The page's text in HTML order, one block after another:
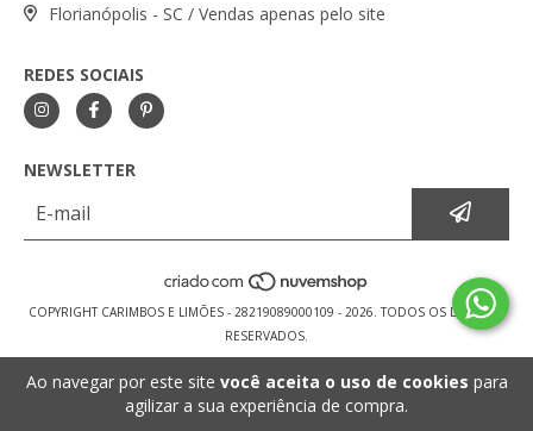
Ao navegar por este site você aceita o uso de cookies para
agilizar a sua experiência de compra.
Florianópolis - SC / Vendas apenas pelo site
REDES SOCIAIS
NEWSLETTER
COPYRIGHT CARIMBOS E LIMÕES - 28219089000109 - 2026. TODOS OS DIREITOS
RESERVADOS.